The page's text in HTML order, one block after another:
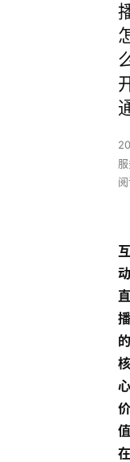
互
动
直
播
的
核
心
价
值
在